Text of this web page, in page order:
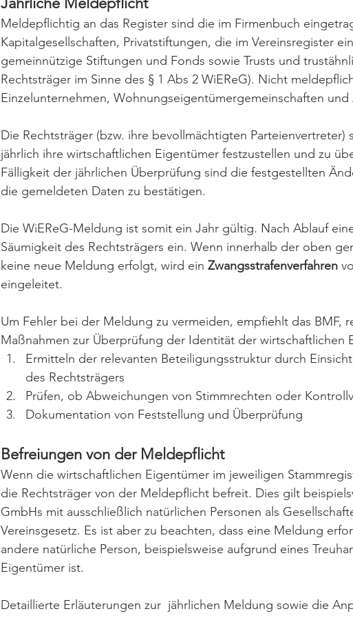
Meldepflichtig an das Register sind die im Firmenbuch
Kapitalgesellschaften, Privatstiftungen, die im Vereinsregister
gemeinnützige Stiftungen und Fonds sowie Trusts und
Rechtsträger im Sinne des § 1 Abs 2 WiEReG). Nicht
Einzelunternehmen, Wohnungseigentümergemeinschaften und
Die Rechtsträger (bzw. ihre bevollmächtigten Parteienvertreter)
jährlich ihre wirtschaftlichen Eigentümer festzustellen und zu
Fälligkeit der jährlichen Überprüfung sind die festgestellten
die gemeldeten Daten zu bestätigen.
Die WiEReG-Meldung ist somit ein Jahr gültig. Nach Ablauf
Säumigkeit des Rechtsträgers ein. Wenn innerhalb der oben
keine neue Meldung erfolgt, wird ein Zwangsstrafenverfahren
eingeleitet.
Um Fehler bei der Meldung zu vermeiden, empfiehlt das BMF,
Maßnahmen zur Überprüfung der Identität der wirtschaftlichen
Ermitteln der relevanten Beteiligungsstruktur durch
des Rechtsträgers
Prüfen, ob Abweichungen von Stimmrechten oder
Dokumentation von Feststellung und Überprüfung
Befreiungen von der Meldepflicht
Wenn die wirtschaftlichen Eigentümer im jeweiligen
die Rechtsträger von der Meldepflicht befreit. Dies gilt
GmbHs mit ausschließlich natürlichen Personen als
Vereinsgesetz. Es ist aber zu beachten, dass eine Meldung
andere natürliche Person, beispielsweise aufgrund eines
Eigentümer ist.
Detaillierte Erläuterungen zur  jährlichen Meldung sowie die